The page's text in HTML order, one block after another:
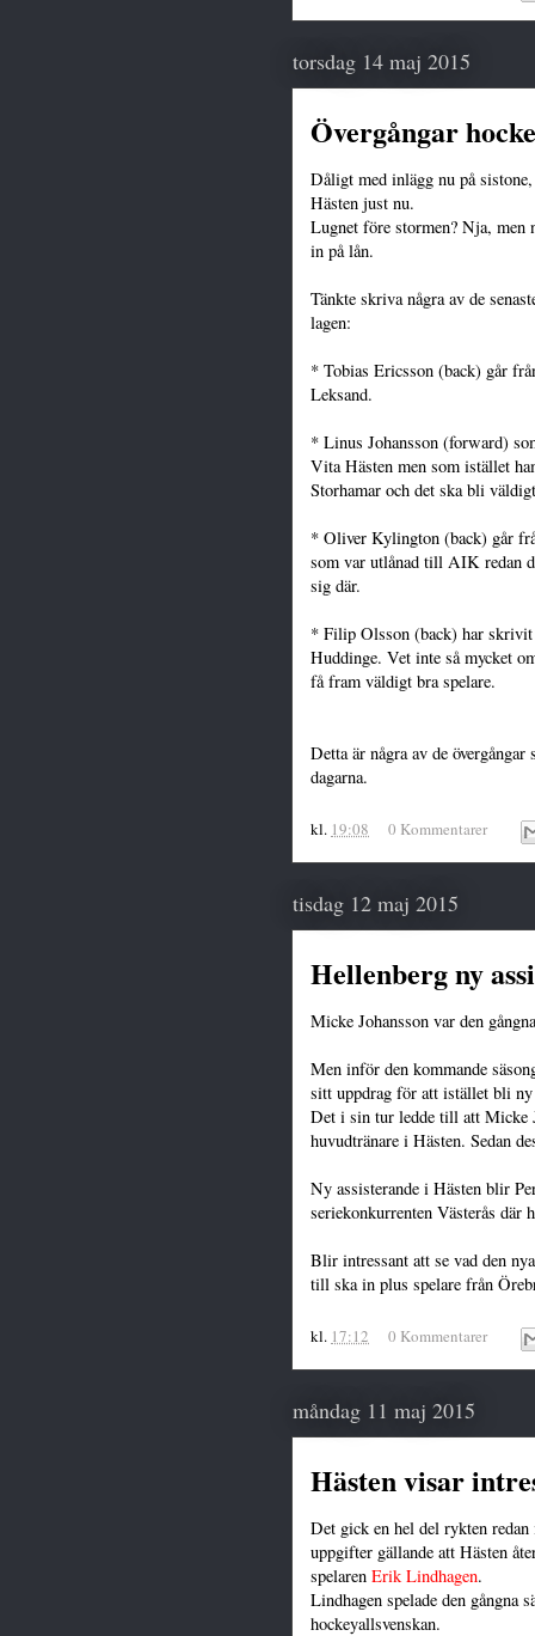
torsdag 14 maj 2015
Övergångar
Dåligt med inlägg nu på
Hästen just nu.
Lugnet före stormen? Nja, men
in på lån.
Tänkte skriva några av de
lagen:
* Tobias Ericsson (back) går
Leksand.
* Linus Johansson (forward)
Vita Hästen men som istället
Storhamar och det ska bli
* Oliver Kylington (back) går
som var utlånad till AIK redan
sig där.
* Filip Olsson (back) har
Huddinge. Vet inte så mycket
få fram väldigt bra spelare.
Detta är några av de
dagarna.
kl. 19:08 0 Kommentarer
tisdag 12 maj 2015
Hellenberg ny
Micke Johansson var den
Men inför den kommande
sitt uppdrag för att istället bli
Det i sin tur ledde till att Micke
huvudtränare i Hästen. Sedan
Ny assisterande i Hästen blir
seriekonkurrenten Västerås där
Blir intressant att se vad den
till ska in plus spelare från
kl. 17:12 0 Kommentarer
måndag 11 maj 2015
Hästen visar
Det gick en hel del rykten redan
uppgifter gällande att Hästen
spelaren Erik Lindhagen.
Lindhagen spelade den gångna
hockeyallsvenskan.